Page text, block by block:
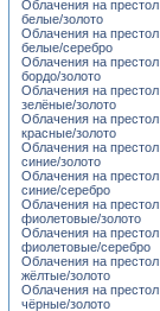
Облачения на престол
белые/золото
Облачения на престол
белые/серебро
Облачения на престол
бордо/золото
Облачения на престол
зелёные/золото
Облачения на престол
красные/золото
Облачения на престол
синие/золото
Облачения на престол
синие/серебро
Облачения на престол
фиолетовые/золото
Облачения на престол
фиолетовые/серебро
Облачения на престол
жёлтые/золото
Облачения на престол
чёрные/золото